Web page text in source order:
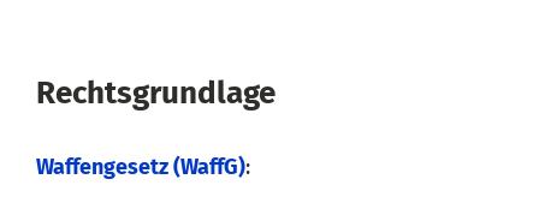
Rechtsgrundlage
Waffengesetz (WaffG):